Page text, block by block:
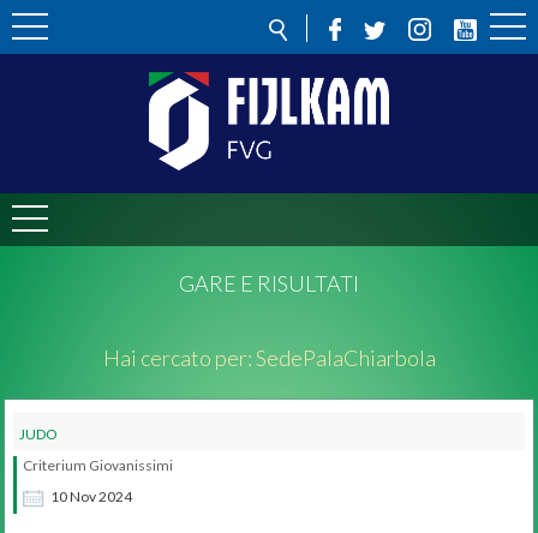
GARE E RISULTATI
Hai cercato per:SedePalaChiarbola
JUDO
10Nov2024
Criterium Giovanissimi